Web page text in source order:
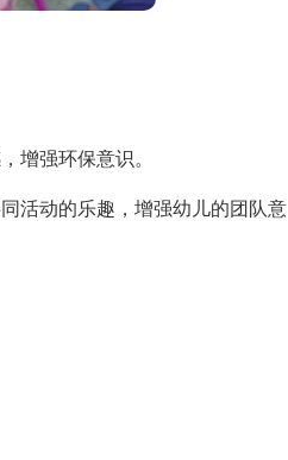
增强环保意识。
活动的乐趣，增强幼儿的团队意